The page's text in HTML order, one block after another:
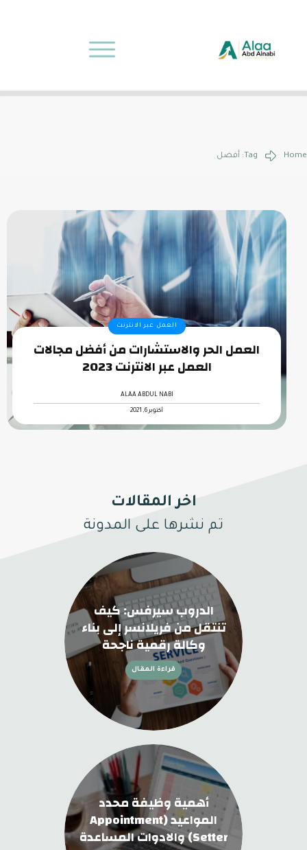
Home Tag: أفضل
العمل عبر الانترنت
العمل الحر والاستشارات من أفضل مجالات
العمل عبر الانترنت 2023
ALAA ABDUL NABI
أكتوبر 6, 2021
اخر المقالات
تم نشرها على المدونة
الدروب سيرفس: كيف
تنتقل من فريلانسر إلى بناء
وكالة رقمية ناجحة
قراءة المقال
أهمية وظيفة محدد
المواعيد (Appointment
Setter) والادوات المساعدة